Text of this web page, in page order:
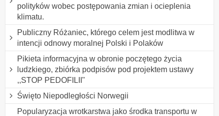
polityków wobec postępowania zmian i ocieplenia
klimatu.
Publiczny Różaniec, którego celem jest modlitwa w
intencji odnowy moralnej Polski i Polaków
Pikieta informacyjna w obronie poczętego życia
ludzkiego, zbiórka podpisów pod projektem ustawy
,,STOP PEDOFILII"
Święto Niepodległości Norwegii
Popularyzacja wrotkarstwa jako środka transportu w